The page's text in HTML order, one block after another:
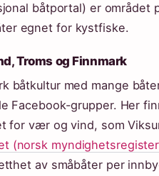
båtportal) er området
egnet for kystfiske.
Troms og Finnmark
båtkultur med mange
Facebook-grupper. Her
for vær og vind, som
(norsk
av småbåter per